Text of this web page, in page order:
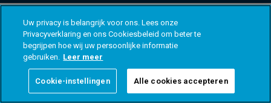
Uw privacy is belangrijk voor ons. Lees onze
Privacyverklaring en ons Cookiesbeleid om beter te
begrijpen hoe wij uw persoonlijke informatie
gebruiken. Leer meer
Cookie-instellingen Alle cookies accepteren